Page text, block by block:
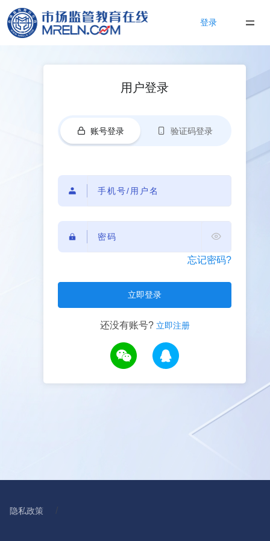
登录
用户登录
账号登录 验证码登录
忘记密码?
立即登录
还没有账号? 立即注册
隐私政策 /